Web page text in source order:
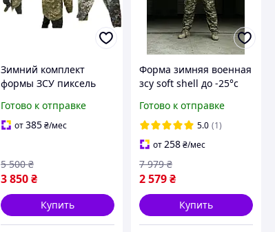
Зимний комплект
формы ЗСУ пиксель
и 2 пары штанов (
Комплект формы
Готово к отправке
от385 ₴/мес
3 850 ₴
5 500 ₴
Купить
Форма зимняя военная
зсу soft shell до -25°с
тактический
армейский куртка
бушлат брюки
Готово к отправке
5.0 (1)
от 258₴/мес
2 579₴
7 979 ₴
Купить